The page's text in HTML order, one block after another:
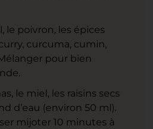
le poivron, les épices
curcuma, cumin,
pour bien
le miel, les raisins secs
d’eau (environ 50 ml).
mijoter 10 minutes à